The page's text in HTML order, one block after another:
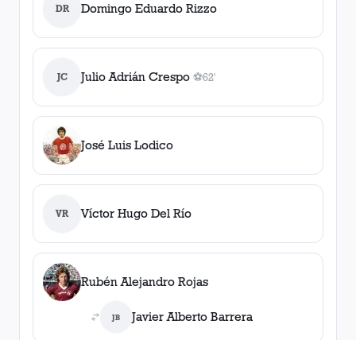
DR Domingo Eduardo Rizzo
JC Julio Adrián Crespo ⚽
1gol
62'
José Luis Lodico
VR Víctor Hugo Del Río
Rubén Alejandro Rojas
JB Javier Alberto Barrera